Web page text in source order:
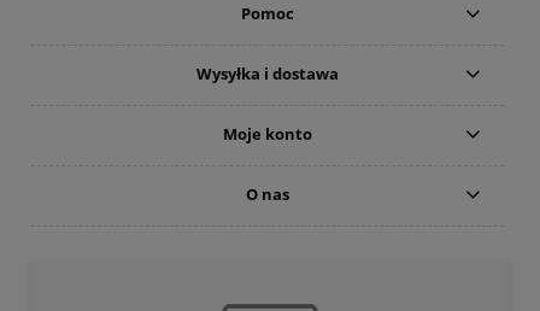
Pomoc
Wysyłka i dostawa
Moje konto
O nas